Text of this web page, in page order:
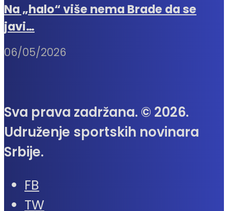
Na „halo“ više nema Brade da se
javi…
06/05/2026
Sva prava zadržana. © 2026.
Udruženje sportskih novinara
Srbije.
FB
TW